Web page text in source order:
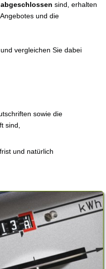
sind, erhalten
und die
vergleichen Sie dabei
sowie die
sind,
und natürlich